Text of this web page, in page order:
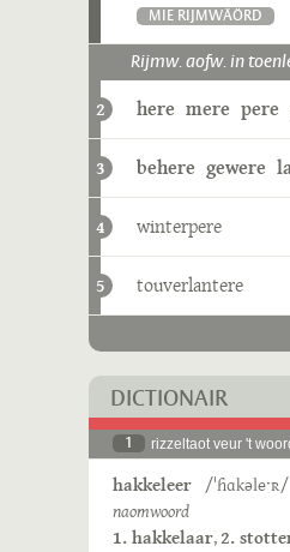
MIE RIJMWÄÖRD
Rijmw. aofw. in
2 here mere pere
3 behere gewere
4 winterpere
5 touverlantere
DICTIONAIR
1 rizzeltaot veur 't
hakkeleer /ˈɦɑkəleˑʀ/
naomwoord
1. hakkelaar,2.